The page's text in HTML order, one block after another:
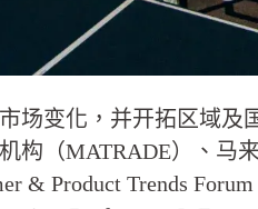
场变化，并开拓区域及
构（MATRADE）、马
& Product Trends